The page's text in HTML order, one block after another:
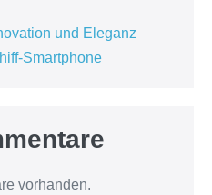
und Eleganz
Smartphone
vorhanden.